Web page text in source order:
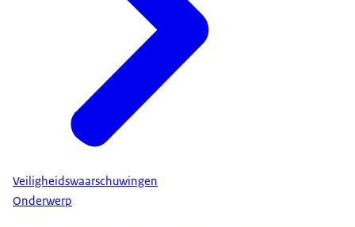
Veiligheidswaarschuwingen
Onderwerp